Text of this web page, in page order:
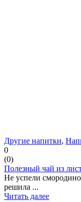
Другие напитки,
0
(0)
Полезный чай из
Не успели
решила ...
Читать далее